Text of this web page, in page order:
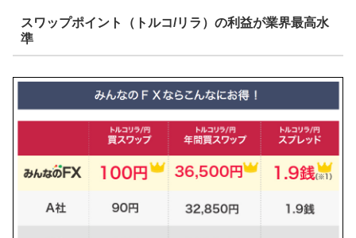
スワップポイント（トルコ/リラ）の利益が業界最高水
準